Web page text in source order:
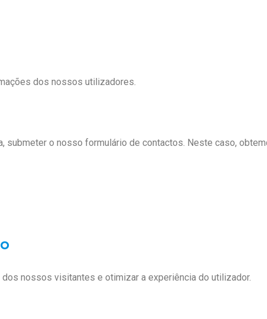
dos nossos utilizadores.
o nosso formulário de contactos. Neste caso,
nossos visitantes e otimizar a experiência do utilizador.